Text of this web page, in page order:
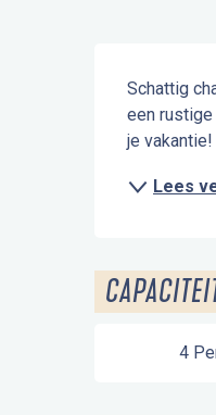
Schattig
een rustige
je
Lees
4